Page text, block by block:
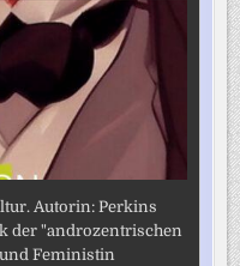
Autorin: Perkins
der "androzentrischen
Feministin